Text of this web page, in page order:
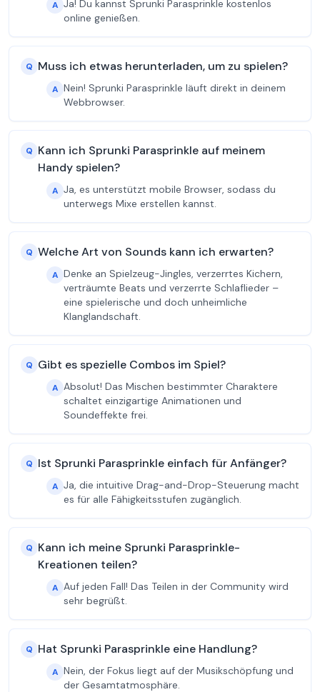
A Ja! Du kannst Sprunki Parasprinkle kostenlos
online genießen.
Q Muss ich etwas herunterladen, um zu spielen?
A Nein! Sprunki Parasprinkle läuft direkt in deinem
Webbrowser.
Q Kann ich Sprunki Parasprinkle auf meinem
Handy spielen?
A Ja, es unterstützt mobile Browser, sodass du
unterwegs Mixe erstellen kannst.
Q Welche Art von Sounds kann ich erwarten?
A Denke an Spielzeug-Jingles, verzerrtes Kichern,
verträumte Beats und verzerrte Schlaflieder –
eine spielerische und doch unheimliche
Klanglandschaft.
Q Gibt es spezielle Combos im Spiel?
A Absolut! Das Mischen bestimmter Charaktere
schaltet einzigartige Animationen und
Soundeffekte frei.
Q Ist Sprunki Parasprinkle einfach für Anfänger?
A Ja, die intuitive Drag-and-Drop-Steuerung macht
es für alle Fähigkeitsstufen zugänglich.
Q Kann ich meine Sprunki Parasprinkle-
Kreationen teilen?
A Auf jeden Fall! Das Teilen in der Community wird
sehr begrüßt.
Q Hat Sprunki Parasprinkle eine Handlung?
A Nein, der Fokus liegt auf der Musikschöpfung und
der Gesamtatmosphäre.